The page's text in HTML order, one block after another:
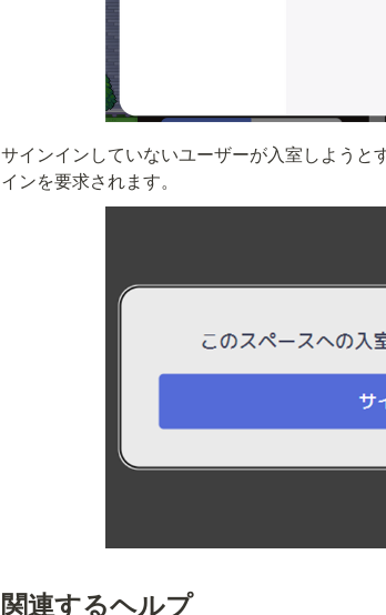
サインインしていないユーザーが入室しよう
インを要求されます。
関連するヘルプ